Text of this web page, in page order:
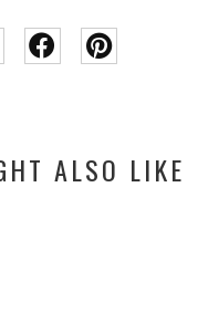
ALSO LIKE